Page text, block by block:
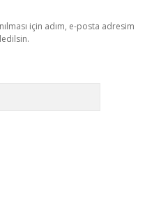
için adım, e-posta adresim